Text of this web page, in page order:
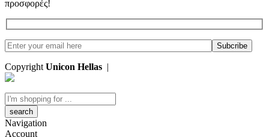
προσφορές!
Copyright Unicon Hellas |
Search
here
Navigation
Account